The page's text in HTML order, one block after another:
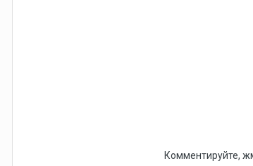
Комментируйте,